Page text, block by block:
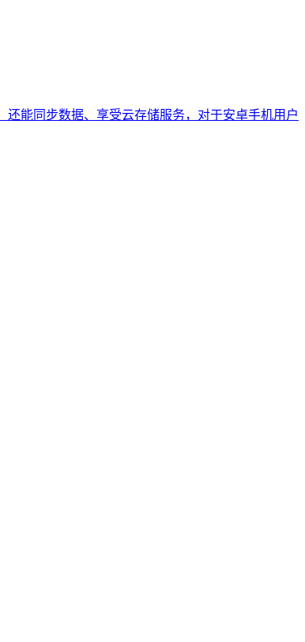
还能同步数据、享受云存储服务，对于安卓手机用户